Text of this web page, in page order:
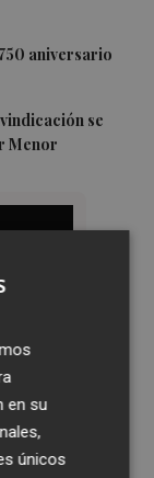
aniversario
se
Menor
en su
únicos